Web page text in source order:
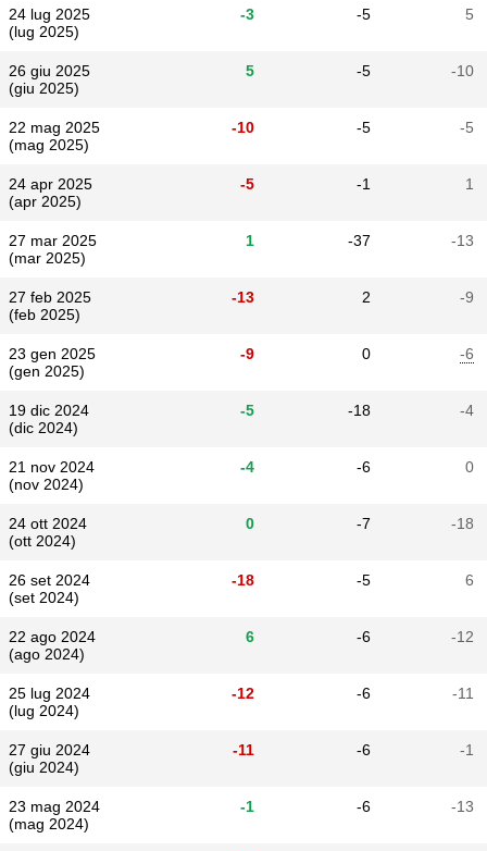
24 lug 2025
(lug 2025)
-3 -5 5
26 giu 2025
(giu 2025)
5 -5 -10
22 mag 2025
(mag 2025)
-10 -5 -5
24 apr 2025
(apr 2025)
-5 -1 1
27 mar 2025
(mar 2025)
1 -37 -13
27 feb 2025
(feb 2025)
-13 2 -9
23 gen 2025
(gen 2025)
-9 0 -6
19 dic 2024
(dic 2024)
-5 -18 -4
21 nov 2024
(nov 2024)
-4 -6 0
24 ott 2024
(ott 2024)
0 -7 -18
26 set 2024
(set 2024)
-18 -5 6
22 ago 2024
(ago 2024)
6 -6 -12
25 lug 2024
(lug 2024)
-12 -6 -11
27 giu 2024
(giu 2024)
-11 -6 -1
23 mag 2024
(mag 2024)
-1 -6 -13